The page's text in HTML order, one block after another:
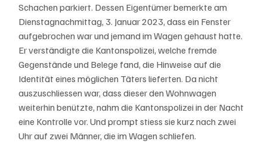
Schachen parkiert. Dessen Eigentümer bemerkte am
Dienstagnachmittag, 3. Januar 2023, dass ein Fenster
aufgebrochen war und jemand im Wagen gehaust hatte.
Er verständigte die Kantonspolizei, welche fremde
Gegenstände und Belege fand, die Hinweise auf die
Identität eines möglichen Täters lieferten. Da nicht
auszuschliessen war, dass dieser den Wohnwagen
weiterhin benützte, nahm die Kantonspolizei in der Nacht
eine Kontrolle vor. Und prompt stiess sie kurz nach zwei
Uhr auf zwei Männer, die im Wagen schliefen.